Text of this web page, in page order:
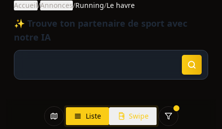
Accueil/Annonces/Running/Le havre
✨ Trouve ton partenaire de sport avec
notre IA
Liste Swipe